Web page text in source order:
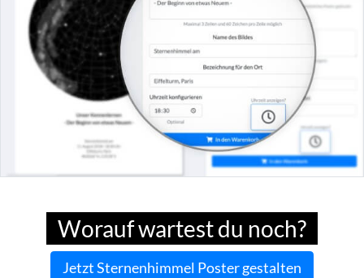
Worauf wartest du noch?
Jetzt Sternenhimmel Poster gestalten